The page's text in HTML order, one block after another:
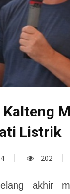
Listrik
202
akhir